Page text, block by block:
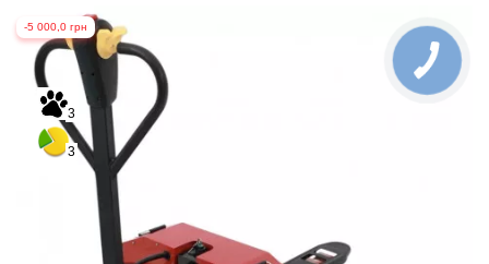
-5 000,0 грн
3
3